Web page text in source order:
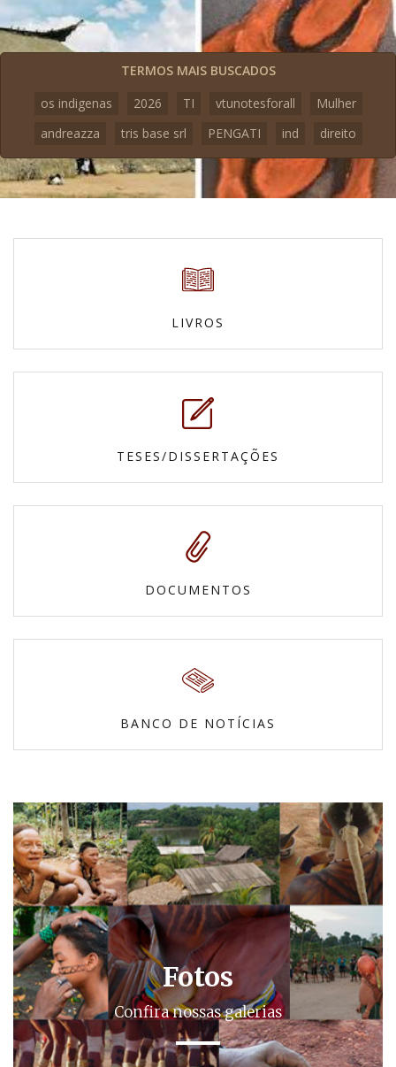
TERMOS MAIS BUSCADOS
os indigenas
2026 TI vtunotesforall
Mulher
andreazza
tris base srl PENGATI ind direito
LIVROS
TESES/DISSERTAÇÕES
DOCUMENTOS
BANCO DE NOTÍCIAS
Fotos
Confira nossas galerias